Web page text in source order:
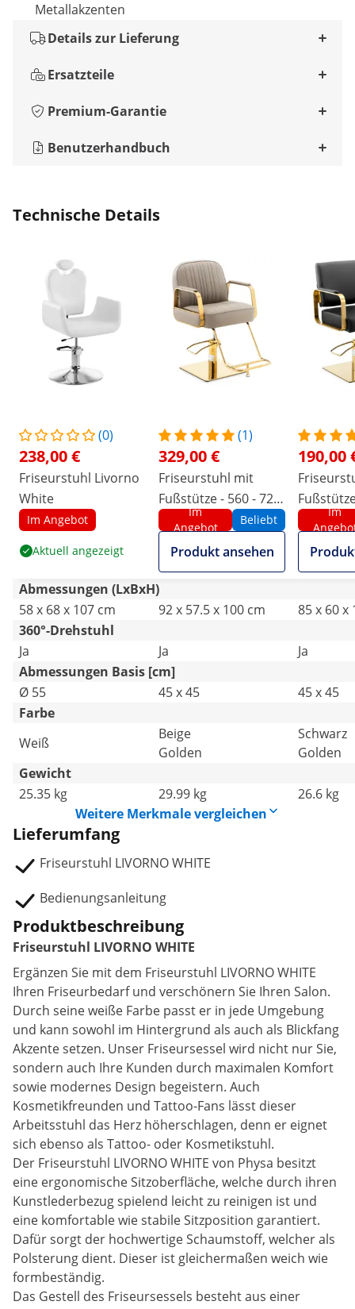
Metallakzenten
Details zur Lieferung
Ersatzteile
Premium-Garantie
Benutzerhandbuch
Technische Details
(0)
238,00 €
Friseurstuhl Livorno
White
Im Angebot
Aktuell angezeigt
(1)
329,00 €
Friseurstuhl mit
Fußstütze - 560 - 720
mm - 200 kg -
Golden, Beige
Im
Angebot
Beliebt
Produkt ansehen
190,00
cm - 200
Im
Abmessungen (LxBxH)
58 x 68 x 107 cm
92 x 57.5 x 100 cm
85 x 60 x
360°-Drehstuhl
Ja
Ja
Ja
Abmessungen Basis [cm]
Ø 55
45 x 45
45 x 45
Farbe
Weiß
Beige
Golden
Schwarz
Golden
Gewicht
25.35 kg
29.99 kg
26.6 kg
Weitere Merkmale vergleichen
Lieferumfang
Friseurstuhl LIVORNO WHITE
Bedienungsanleitung
Produktbeschreibung
Friseurstuhl LIVORNO WHITE
Ergänzen Sie mit dem Friseurstuhl LIVORNO WHITE
Ihren Friseurbedarf und verschönern Sie Ihren Salon.
Durch seine weiße Farbe passt er in jede Umgebung
und kann sowohl im Hintergrund als auch als Blickfang
Akzente setzen. Unser Friseursessel wird nicht nur Sie,
sondern auch Ihre Kunden durch maximalen Komfort
sowie modernes Design begeistern. Auch
Kosmetikfreunden und Tattoo-Fans lässt dieser
Arbeitsstuhl das Herz höherschlagen, denn er eignet
sich ebenso als Tattoo- oder Kosmetikstuhl.
Der Friseurstuhl LIVORNO WHITE von Physa besitzt
eine ergonomische Sitzoberfläche, welche durch ihren
Kunstlederbezug spielend leicht zu reinigen ist und
eine komfortable wie stabile Sitzposition garantiert.
Dafür sorgt der hochwertige Schaumstoff, welcher als
Polsterung dient. Dieser ist gleichermaßen weich wie
formbeständig.
Das Gestell des Friseursessels besteht aus einer